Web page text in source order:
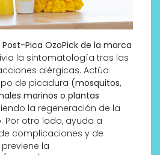
Pica OzoPick de la marca
la sintomatología tras las
alérgicas. Actúa
de picadura (mosquitos,
marinos o plantas
la regeneración de la
Por otro lado, ayuda a
complicaciones y de
la